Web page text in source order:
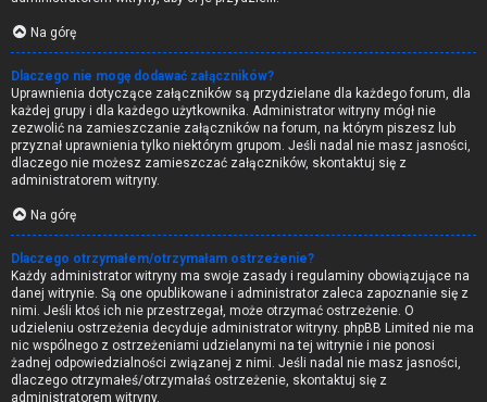
Na górę
Dlaczego nie mogę dodawać załączników?
Uprawnienia dotyczące załączników są przydzielane dla każdego forum, dla
każdej grupy i dla każdego użytkownika. Administrator witryny mógł nie
zezwolić na zamieszczanie załączników na forum, na którym piszesz lub
przyznał uprawnienia tylko niektórym grupom. Jeśli nadal nie masz jasności,
dlaczego nie możesz zamieszczać załączników, skontaktuj się z
administratorem witryny.
Na górę
Dlaczego otrzymałem/otrzymałam ostrzeżenie?
Każdy administrator witryny ma swoje zasady i regulaminy obowiązujące na
danej witrynie. Są one opublikowane i administrator zaleca zapoznanie się z
nimi. Jeśli ktoś ich nie przestrzegał, może otrzymać ostrzeżenie. O
udzieleniu ostrzeżenia decyduje administrator witryny. phpBB Limited nie ma
nic wspólnego z ostrzeżeniami udzielanymi na tej witrynie i nie ponosi
żadnej odpowiedzialności związanej z nimi. Jeśli nadal nie masz jasności,
dlaczego otrzymałeś/otrzymałaś ostrzeżenie, skontaktuj się z
administratorem witryny.